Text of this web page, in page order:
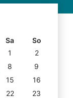
Sa
So
1
2
8
9
15
16
22
23